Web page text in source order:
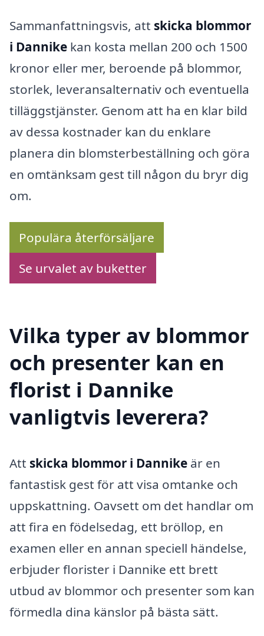
Sammanfattningsvis, att skicka blommor
i Dannike kan kosta mellan 200 och 1500
kronor eller mer, beroende på blommor,
storlek, leveransalternativ och eventuella
tilläggstjänster. Genom att ha en klar bild
av dessa kostnader kan du enklare
planera din blomsterbeställning och göra
en omtänksam gest till någon du bryr dig
om.
Populära återförsäljare
Se urvalet av buketter
Vilka typer av blommor
och presenter kan en
florist i Dannike
vanligtvis leverera?
Att skicka blommor i Dannike är en
fantastisk gest för att visa omtanke och
uppskattning. Oavsett om det handlar om
att fira en födelsedag, ett bröllop, en
examen eller en annan speciell händelse,
erbjuder florister i Dannike ett brett
utbud av blommor och presenter som kan
förmedla dina känslor på bästa sätt.